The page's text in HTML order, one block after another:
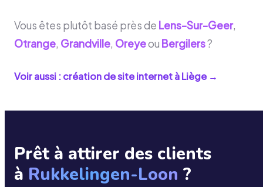
Vous êtes plutôt basé près de Lens-Sur-Geer,
Otrange, Grandville, Oreyeou Bergilers?
Voir aussi : création de site internet àLiège→
Prêt à attirer des clients
à Rukkelingen-Loon ?